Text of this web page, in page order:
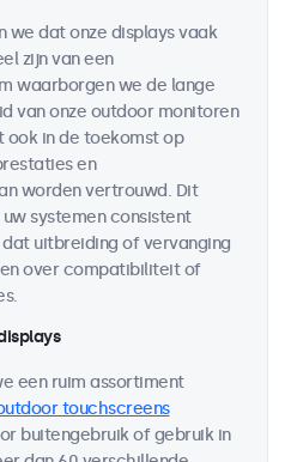
we dat onze displays vaak
zijn van een
waarborgen we de lange
van onze outdoor monitoren
ook in de toekomst op
en
worden vertrouwd. Dit
systemen consistent
uitbreiding of vervanging
over compatibiliteit of
een ruim assortiment
touchscreens
buitengebruik of gebruik in